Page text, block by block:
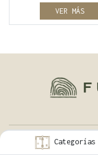
Categorías
VER MÁS